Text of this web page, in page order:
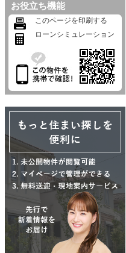
お役立ち機能
このページを印刷する
ローンシミュレーション